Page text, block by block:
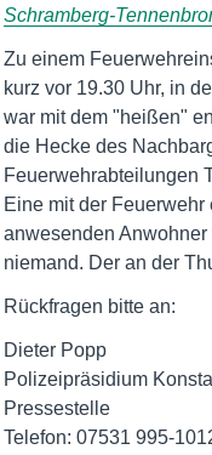
Schramberg-
Zu einem
kurz vor 19.30 Uhr, in
war mit dem "heißen"
die Hecke des
Feuerwehrabteilungen
Eine mit der
anwesenden
niemand. Der an der
Rückfragen bitte an:
Dieter Popp
Polizeipräsidium
Pressestelle
Telefon: 07531 995-